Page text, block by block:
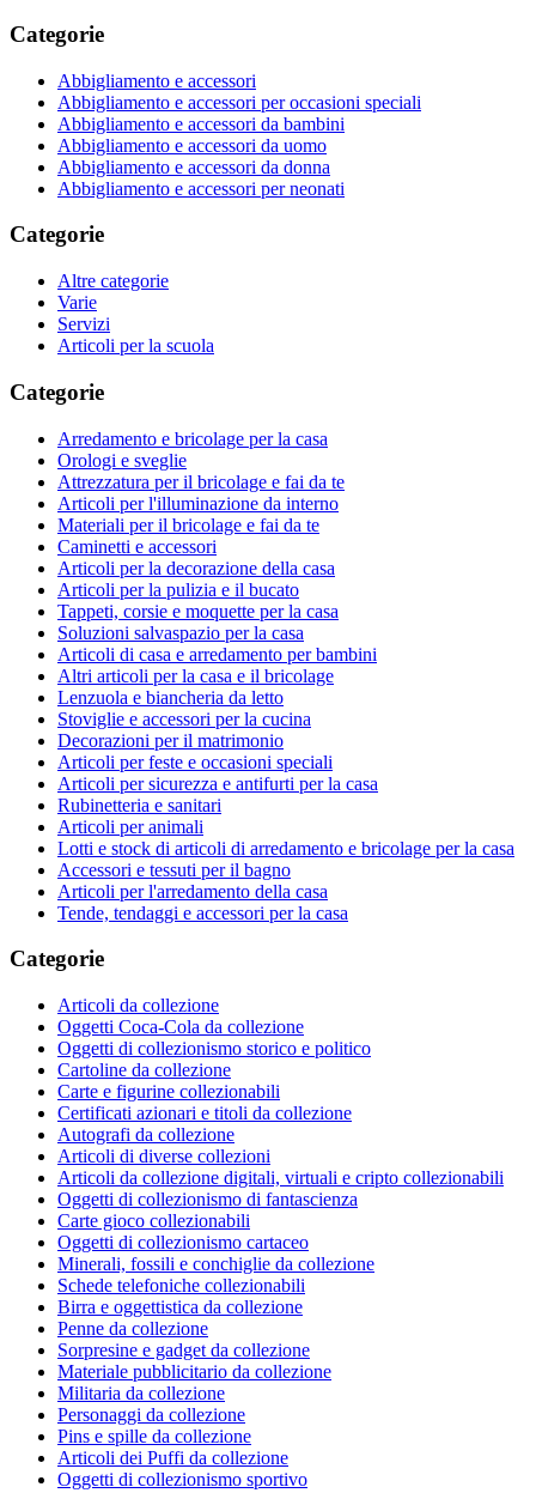
Categorie
Abbigliamento e accessori
Abbigliamento e accessori per occasioni speciali
Abbigliamento e accessori da bambini
Abbigliamento e accessori da uomo
Abbigliamento e accessori da donna
Abbigliamento e accessori per neonati
Categorie
Altre categorie
Varie
Servizi
Articoli per la scuola
Categorie
Arredamento e bricolage per la casa
Orologi e sveglie
Attrezzatura per il bricolage e fai da te
Articoli per l'illuminazione da interno
Materiali per il bricolage e fai da te
Caminetti e accessori
Articoli per la decorazione della casa
Articoli per la pulizia e il bucato
Tappeti, corsie e moquette per la casa
Soluzioni salvaspazio per la casa
Articoli di casa e arredamento per bambini
Altri articoli per la casa e il bricolage
Lenzuola e biancheria da letto
Stoviglie e accessori per la cucina
Decorazioni per il matrimonio
Articoli per feste e occasioni speciali
Articoli per sicurezza e antifurti per la casa
Rubinetteria e sanitari
Articoli per animali
Lotti e stock di articoli di arredamento e bricolage per la casa
Accessori e tessuti per il bagno
Articoli per l'arredamento della casa
Tende, tendaggi e accessori per la casa
Categorie
Articoli da collezione
Oggetti Coca-Cola da collezione
Oggetti di collezionismo storico e politico
Cartoline da collezione
Carte e figurine collezionabili
Certificati azionari e titoli da collezione
Autografi da collezione
Articoli di diverse collezioni
Articoli da collezione digitali, virtuali e cripto collezionabili
Oggetti di collezionismo di fantascienza
Carte gioco collezionabili
Oggetti di collezionismo cartaceo
Minerali, fossili e conchiglie da collezione
Schede telefoniche collezionabili
Birra e oggettistica da collezione
Penne da collezione
Sorpresine e gadget da collezione
Materiale pubblicitario da collezione
Militaria da collezione
Personaggi da collezione
Pins e spille da collezione
Articoli dei Puffi da collezione
Oggetti di collezionismo sportivo